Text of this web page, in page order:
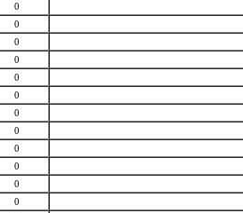
0
0
0
0
0
0
0
0
0
0
0
0